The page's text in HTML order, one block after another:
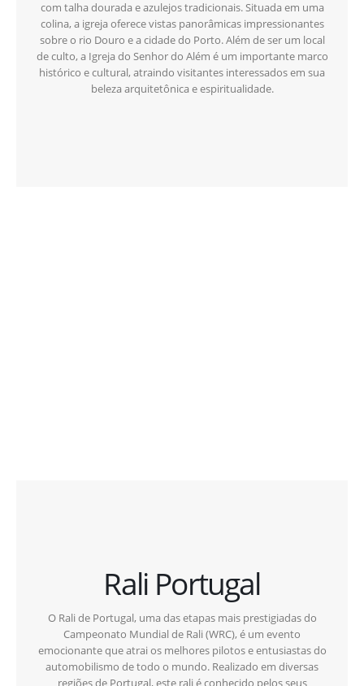
com talha dourada e azulejos tradicionais. Situada em uma
colina, a igreja oferece vistas panorâmicas impressionantes
sobre o rio Douro e a cidade do Porto. Além de ser um local
de culto, a Igreja do Senhor do Além é um importante marco
histórico e cultural, atraindo visitantes interessados em sua
beleza arquitetônica e espiritualidade.
Rali Portugal
O Rali de Portugal, uma das etapas mais prestigiadas do
Campeonato Mundial de Rali (WRC), é um evento
emocionante que atrai os melhores pilotos e entusiastas do
automobilismo de todo o mundo. Realizado em diversas
regiões de Portugal, este rali é conhecido pelos seus